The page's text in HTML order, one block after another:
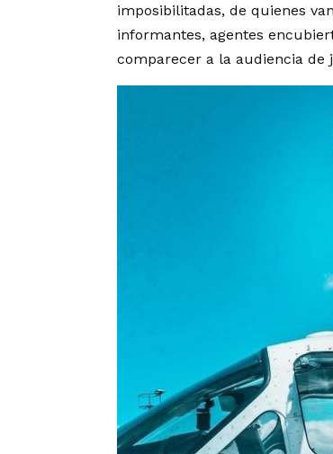
imposibilitadas, de quienes
informantes, agentes
comparecer a la audiencia de